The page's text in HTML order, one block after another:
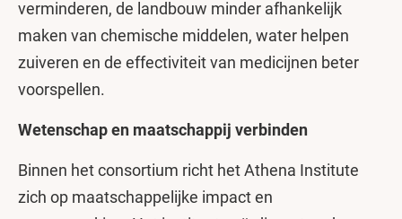
verminderen, de landbouw minder afhankelijk
maken van chemische middelen, water helpen
zuiveren en de effectiviteit van medicijnen beter
voorspellen.
Wetenschap en maatschappij verbinden
Binnen het consortium richt het Athena Institute
zich op maatschappelijke impact en